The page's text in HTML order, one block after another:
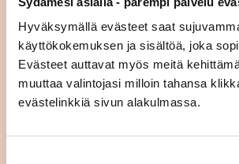
Hyväksymällä evästeet saat
käyttökokemuksen ja sisältöä, joka
Evästeet auttavat myös meitä
muuttaa valintojasi milloin tahansa
evästelinkkiä sivun alakulmassa.
Föreningarna i vårt område anordnar en